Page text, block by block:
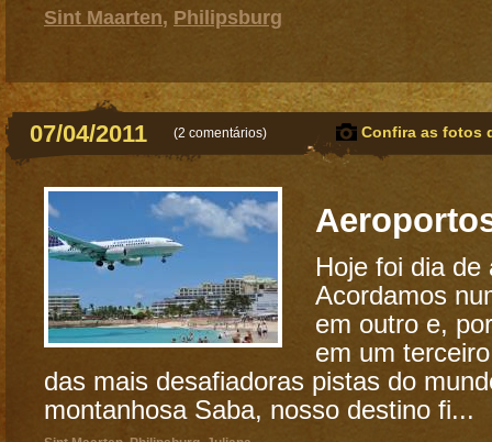
Sint Maarten, Philipsburg
07/04/2011 (2 comentários) Confira as fotos
Hoje foi dia de
Acordamos
em outro e,
em um
das mais desafiadoras pistas do
montanhosa Saba, nosso destino fi...